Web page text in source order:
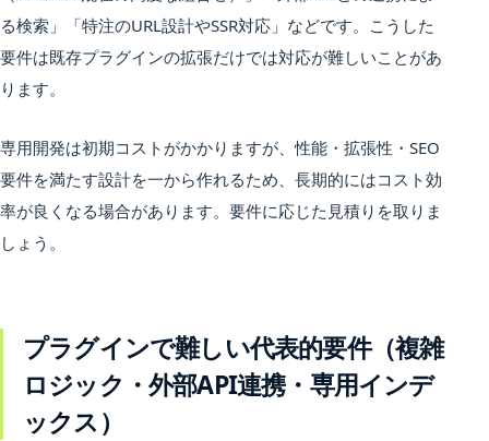
る検索」「特注のURL設計やSSR対応」などです。こうした
要件は既存プラグインの拡張だけでは対応が難しいことがあ
ります。
専用開発は初期コストがかかりますが、性能・拡張性・SEO
要件を満たす設計を一から作れるため、長期的にはコスト効
率が良くなる場合があります。要件に応じた見積りを取りま
しょう。
プラグインで難しい代表的要件（複雑
ロジック・外部API連携・専用インデ
ックス）